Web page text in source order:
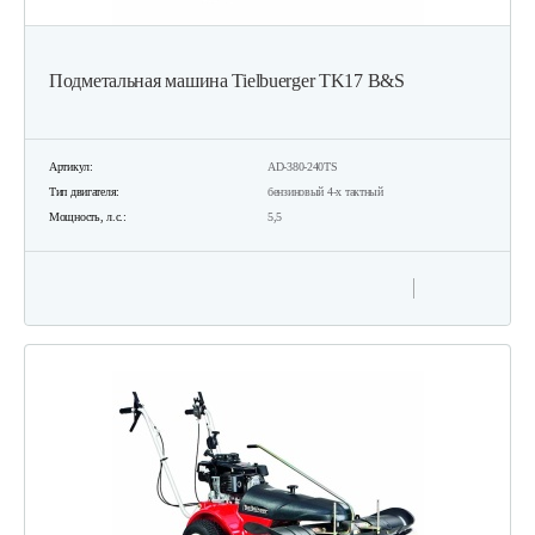
Подметальная машина Tielbuerger TK17 B&S
Артикул:
AD-380-240TS
Тип двигателя:
бензиновый 4-х тактный
Мощность, л.с.:
5,5